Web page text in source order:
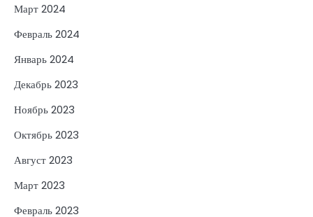
Март 2024
Февраль 2024
Январь 2024
Декабрь 2023
Ноябрь 2023
Октябрь 2023
Август 2023
Март 2023
Февраль 2023